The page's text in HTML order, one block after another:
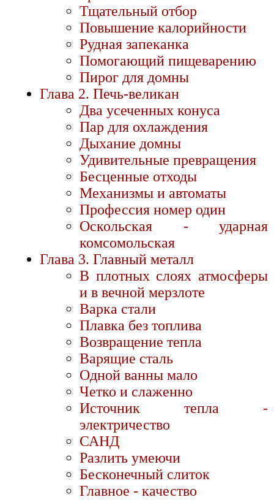
Тщательный отбор
Повышение калорийности
Рудная запеканка
Помогающий пищеварению
Пирог для домны
Глава 2. Печь-великан
Два усеченных конуса
Пар для охлаждения
Дыхание домны
Удивительные превращения
Бесценные отходы
Механизмы и автоматы
Профессия номер один
Оскольская - ударная
комсомольская
Глава 3. Главный металл
В плотных слоях атмосферы
и в вечной мерзлоте
Варка стали
Плавка без топлива
Возвращение тепла
Варящие сталь
Одной ванны мало
Четко и слаженно
Источник тепла -
электричество
САНД
Разлить умеючи
Бесконечный слиток
Главное - качество